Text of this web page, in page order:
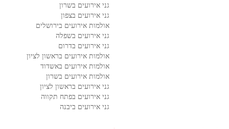
גני אירועים בשרון
גני אירועים בצפון
אולמות אירועים בירושלים
גני אירועים בשפלה
גני אירועים בדרום
אולמות אירועים בראשון לציון
אולמות אירועים באשדוד
אולמות אירועים בשרון
גני אירועים בראשון לציון
גני אירועים בפתח תקווה
גני אירועים ביבנה